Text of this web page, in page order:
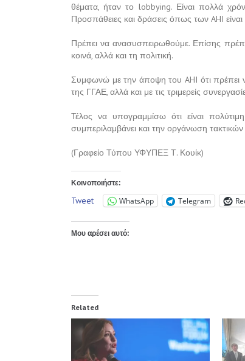
θέματα, ήταν το lobbying. Είναι πολλά
Προσπάθειες και δράσεις όπως των AHI είναι
Πρέπει να ανασυσπειρωθούμε. Επίσης
κοινά, αλλά και τη πολιτική.
Συμφωνώ με την άποψη του AHI ότι πρέπει
της ΓΓΑΕ, αλλά και με τις τριμερείς
Τέλος να υπογραμμίσω ότι είναι
συμπεριλαμβάνει και την οργάνωση
(Γραφείο Τύπου ΥΦΥΠΕΞ Τ. Κουίκ)
Κοινοποιήστε:
Tweet WhatsApp Telegram
Μου αρέσει αυτό:
Related